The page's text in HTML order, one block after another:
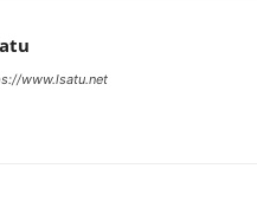
www.lsatu.net